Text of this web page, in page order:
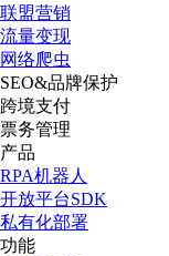
联盟营销
流量变现
网络爬虫
SEO&品牌保护
跨境支付
票务管理
产品
RPA机器人
开放平台SDK
私有化部署
功能